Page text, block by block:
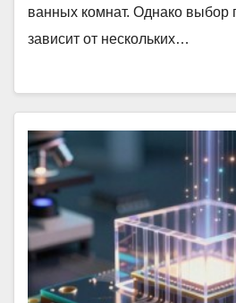
ванных комнат. Однако выбор
зависит от нескольких…